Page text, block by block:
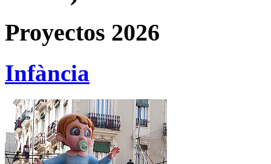
Proyectos 2026
Infància